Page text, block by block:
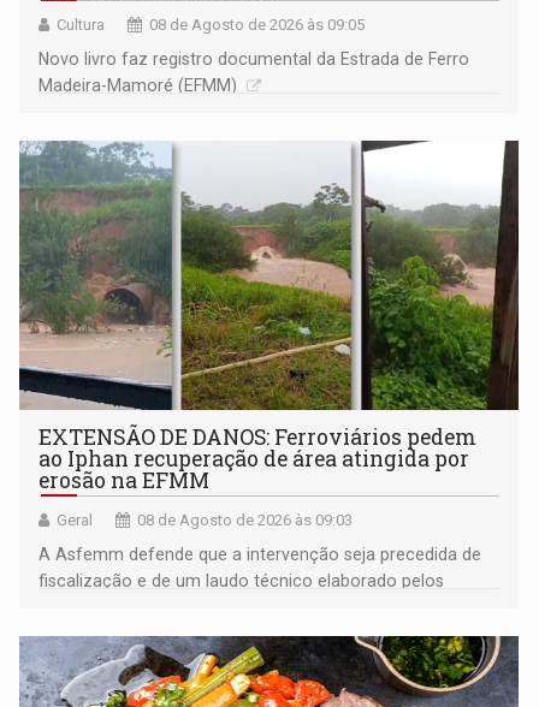
Cultura 08 de Agosto de 2026 às 09:05
Novo livro faz registro documental da Estrada de Ferro
Madeira-Mamoré (EFMM)
EXTENSÃO DE DANOS: Ferroviários pedem
ao Iphan recuperação de área atingida por
erosão na EFMM
Geral 08 de Agosto de 2026 às 09:03
A Asfemm defende que a intervenção seja precedida de
fiscalização e de um laudo técnico elaborado pelos